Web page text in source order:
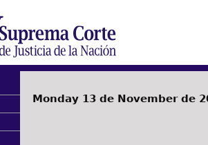
Monday 13 de November de